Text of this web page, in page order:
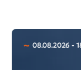
08.08.2026 -